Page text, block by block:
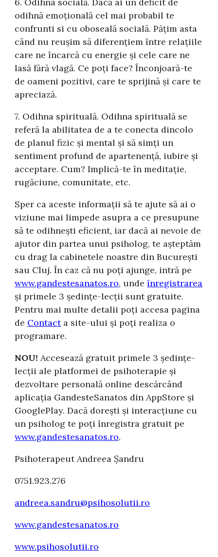
odihnă emoțională cel mai probabil te
confrunti si cu oboseală socială. Pățim asta
când nu reușim să diferențiem între relațiile
care ne încarcă cu energie și cele care ne
lasă fără vlagă. Ce poți face? Înconjoară-te
de oameni pozitivi, care te sprijină și care te
apreciază.
7. Odihna spirituală. Odihna spirituală se
referă la abilitatea de a te conecta dincolo
de planul fizic și mental și să simți un
sentiment profund de apartenență, iubire și
acceptare. Cum? Implică-te în meditație,
rugăciune, comunitate, etc.
Sper ca aceste informaţii să te ajute să ai o
viziune mai limpede asupra a ce presupune
să te odihnești eficient, iar dacă ai nevoie de
ajutor din partea unui psiholog, te așteptăm
cu drag la cabinetele noastre din București
sau Cluj. În caz că nu poți ajunge, intră pe
www.gandestesanatos.ro, undeînregistrarea
și primele 3 ședințe-lecții sunt gratuite.
Pentru mai multe detalii poți accesa pagina
de Contacta site-ului și poți realiza o
programare.
NOU! Accesează gratuit primele 3 ședințe-
lecții ale platformei de psihoterapie și
dezvoltare personală online descărcând
aplicația GandesteSanatos din AppStore și
GooglePlay. Dacă dorești și interacțiune cu
un psiholog te poți înregistra gratuit pe
www.gandestesanatos.ro.
Psihoterapeut Andreea Șandru
0751.923.276
andreea.sandru@psihosolutii.ro
www.gandestesanatos.ro
www.psihosolutii.ro